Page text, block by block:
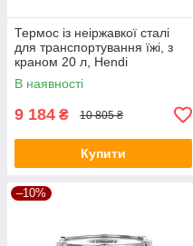
Термос із неіржавкої сталі
для транспортування їжі, з
краном 20 л, Hendi
В наявності
9 184 ₴ 10 805 ₴
Купити
–10%